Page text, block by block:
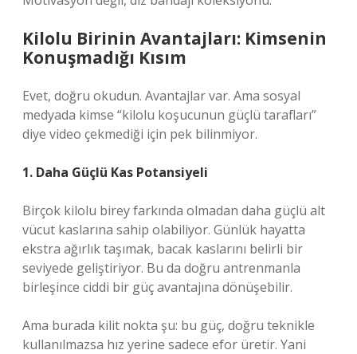
Kilolu Birinin Avantajları: Kimsenin
Konuşmadığı Kısım
Evet, doğru okudun. Avantajlar var. Ama sosyal
medyada kimse “kilolu koşucunun güçlü tarafları”
diye video çekmediği için pek bilinmiyor.
1. Daha Güçlü Kas Potansiyeli
Birçok kilolu birey farkında olmadan daha güçlü alt
vücut kaslarına sahip olabiliyor. Günlük hayatta
ekstra ağırlık taşımak, bacak kaslarını belirli bir
seviyede geliştiriyor. Bu da doğru antrenmanla
birleşince ciddi bir güç avantajına dönüşebilir.
Ama burada kilit nokta şu: bu güç, doğru teknikle
kullanılmazsa hız yerine sadece efor üretir. Yani